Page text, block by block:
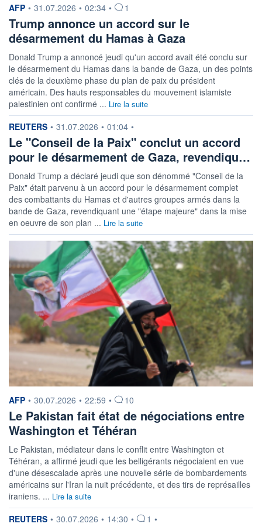
information fournie par
AFP • 31.07.2026 • 02:34 • 1
Trump annonce un accord sur le
désarmement du Hamas à Gaza
Donald Trump a annoncé jeudi qu'un accord avait été conclu sur
le désarmement du Hamas dans la bande de Gaza, un des points
clés de la deuxième phase du plan de paix du président
américain. Des hauts responsables du mouvement islamiste
palestinien ont confirmé ... Lire la suite
information fournie par
REUTERS • 31.07.2026 • 01:04 •
Le "Conseil de la Paix" conclut un accord
pour le désarmement de Gaza, revendiqu…
Donald Trump a déclaré jeudi que son dénommé "Conseil de la
Paix" était parvenu à un accord pour le désarmement complet
des combattants du Hamas et d'autres groupes armés dans la
bande de Gaza, revendiquant une "étape majeure" dans la mise
en oeuvre de son plan ... Lire la suite
information fournie par
AFP • 30.07.2026 • 22:59 • 10
Le Pakistan fait état de négociations entre
Washington et Téhéran
Le Pakistan, médiateur dans le conflit entre Washington et
Téhéran, a affirmé jeudi que les belligérants négociaient en vue
d'une désescalade après une nouvelle série de bombardements
américains sur l'Iran la nuit précédente, et des tirs de représailles
iraniens. ... Lire la suite
information fournie par
REUTERS • 30.07.2026 • 14:30 • 1 •